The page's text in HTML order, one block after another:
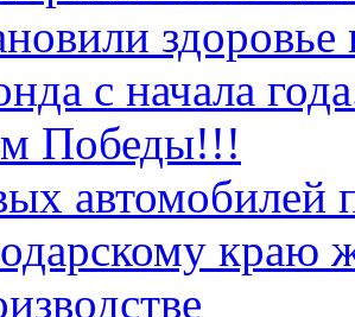
с начала
Победы!!!
автомобилей
краю